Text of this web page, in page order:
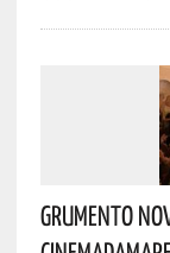
Grumento